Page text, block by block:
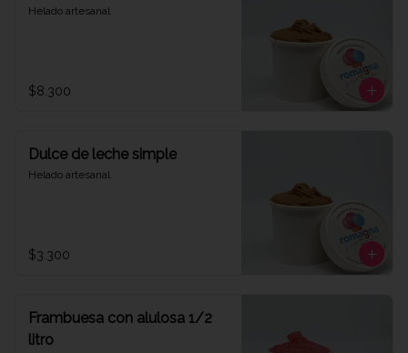
Helado artesanal
$8.300
Dulce de leche simple
Helado artesanal
$3.300
Frambuesa con alulosa 1/2
litro